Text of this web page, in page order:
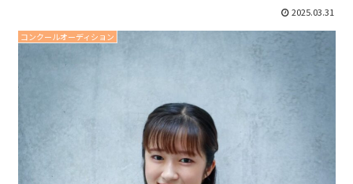
2025.03.31
コンクールオーディション